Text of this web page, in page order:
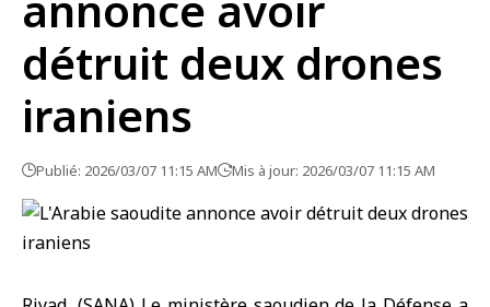
détruit deux drones
iraniens
Publié: 2026/03/07 11:15 AM Mis à jour: 2026/03/07 11:15 AM